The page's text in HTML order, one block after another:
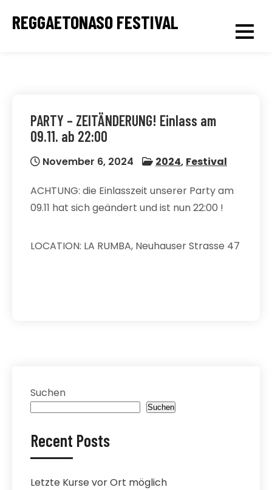
REGGAETONASO FESTIVAL
PARTY – ZEITÄNDERUNG! Einlass am
09.11. ab 22:00
November 6, 2024 2024, Festival
ACHTUNG: die Einlasszeit unserer Party am
09.11 hat sich geändert und ist nun 22:00 !
LOCATION: LA RUMBA, Neuhauser Strasse 47
Suchen
Suchen
Recent Posts
Letzte Kurse vor Ort möglich